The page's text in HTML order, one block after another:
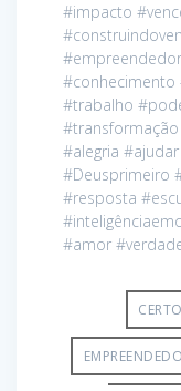
#impacto
#conhecimento
#trabalho
#alegria
#Deusprimeiro
#resposta
#amor
CERTO